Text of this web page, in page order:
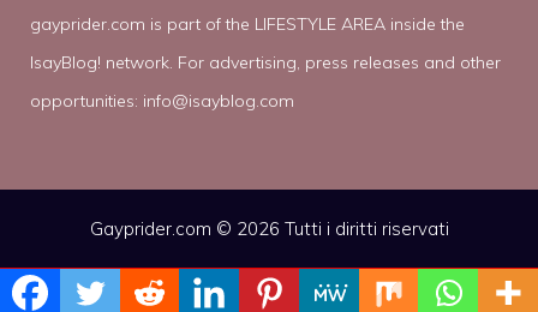
gayprider.com is part of the LIFESTYLE AREA inside the
IsayBlog! network. For advertising, press releases and other
opportunities: info@isayblog.com
Gayprider.com © 2026 Tutti i diritti riservati